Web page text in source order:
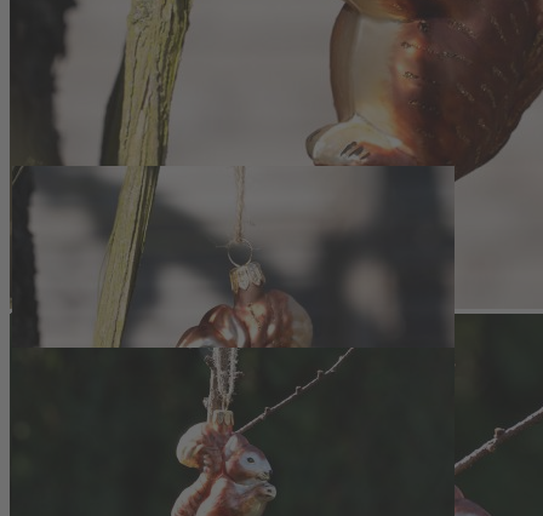
Zum Anfang der Bildergalerie springen
Artikelnr.
140622
Eichhörnchen aus Glas
28,00 €
inkl. MwSt.
Zum Warenkorb hinzufügen
Zur Wunschliste hinzufügen
Fein gearbeitetes Eichhörnchen aus Glas für natürliche Akzente im
Fenster oder am Zweig das ganze Jahr vielseitig dekorierbar